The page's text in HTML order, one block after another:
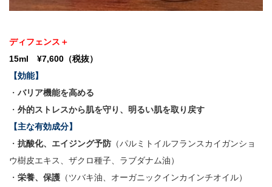
ディフェンス＋
15ml ¥7,600（税抜）
【効能】
・ バリア機能を高める
・ 外的ストレスから肌を守り、明るい肌を取り戻す
【主な有効成分】
・ 抗酸化、エイジング予防 （パルミトイルフランスカイガンショ
ウ樹皮エキス、ザクロ種子、ラブダナム油）
・ 栄養、保護 （ツバキ油、オーガニックインカインチオイル）